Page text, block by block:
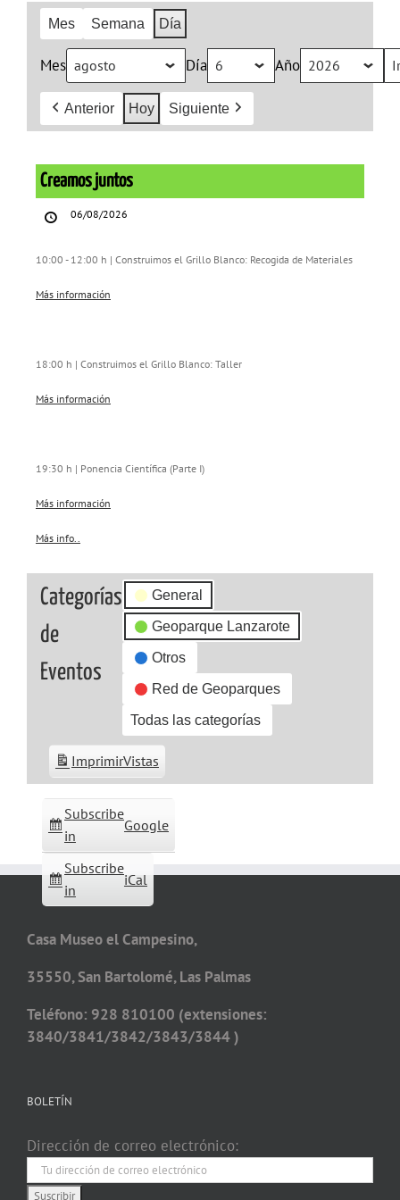
Mes Semana Día
Mes Día Año
Anterior Hoy Siguiente
juntos
Creamos juntos
06/08/2026
10:00 - 12:00 h | Construimos el Grillo Blanco: Recogida de Materiales
Más información
18:00 h | Construimos el Grillo Blanco: Taller
Más información
19:30 h | Ponencia Científica (Parte I)
Más información
Más info..
Categorías
de
Eventos
General
Geoparque Lanzarote
Otros
Red de Geoparques
Todas las categorías
Subscribe
in
Google
Subscribe
in
iCal
ImprimirVistas
Casa Museo el Campesino,
35550, San Bartolomé, Las Palmas
Teléfono: 928 810100 (extensiones:
3840/3841/3842/3843/3844 )
BOLETÍN
Dirección de correo electrónico: